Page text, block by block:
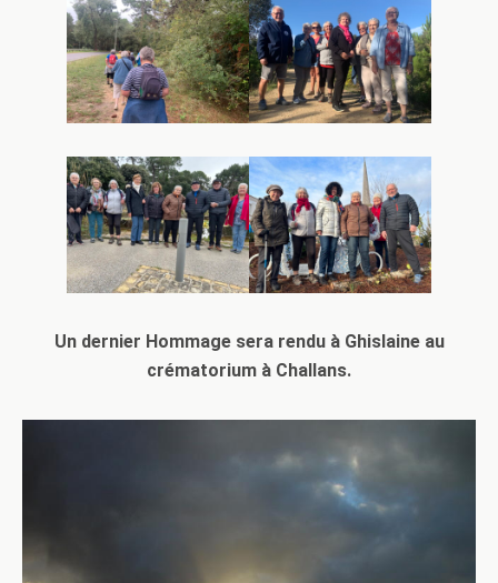
Un dernier Hommage sera rendu à Ghislaine au
crématorium à Challans.